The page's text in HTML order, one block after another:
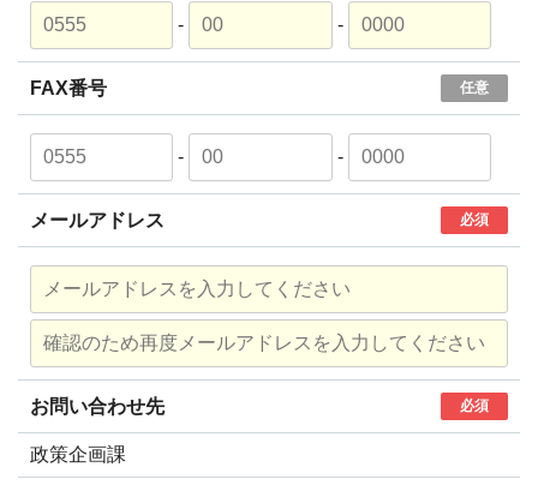
- -
FAX番号 任意
- -
メールアドレス 必須
お問い合わせ先 必須
政策企画課